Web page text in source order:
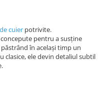
cuier potrivite.
pentru a susține
în același timp un
clasice, ele devin detaliul subtil